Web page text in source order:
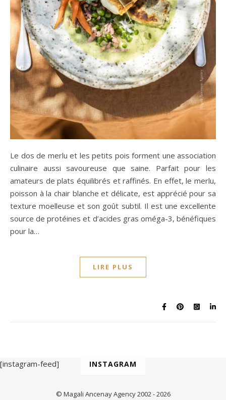
Le dos de merlu et les petits pois forment une association
culinaire aussi savoureuse que saine. Parfait pour les
amateurs de plats équilibrés et raffinés. En effet, le merlu,
poisson à la chair blanche et délicate, est apprécié pour sa
texture moelleuse et son goût subtil. Il est une excellente
source de protéines et d’acides gras oméga-3, bénéfiques
pour la…
LIRE PLUS
INSTAGRAM
[instagram-feed]
© Magali Ancenay Agency 2002 - 2026